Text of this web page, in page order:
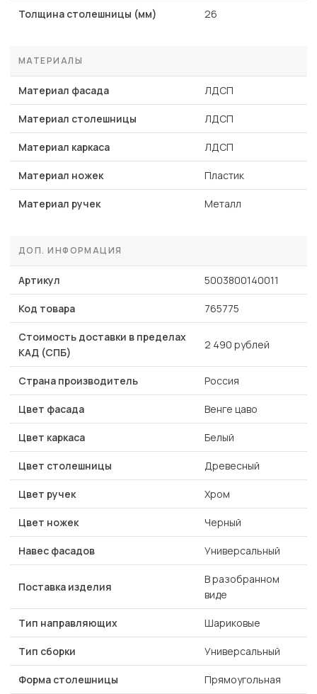
Толщина столешницы (мм) 26
МАТЕРИАЛЫ
Материал фасада ЛДСП
Материал столешницы ЛДСП
Материал каркаса ЛДСП
Материал ножек Пластик
Материал ручек Металл
ДОП. ИНФОРМАЦИЯ
Артикул 5003800140011
Код товара 765775
Стоимость доставки в пределах
КАД (СПБ)
2 490 рублей
Страна производитель Россия
Цвет фасада Венге цаво
Цвет каркаса Белый
Цвет столешницы Древесный
Цвет ручек Хром
Цвет ножек Черный
Навес фасадов Универсальный
Поставка изделия
В разобранном
виде
Тип направляющих Шариковые
Тип сборки Универсальный
Форма столешницы Прямоугольная